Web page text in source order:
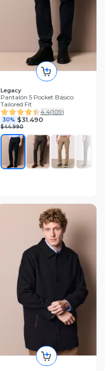
Legacy
Pantalón 5 Pocket Básico
Tailored Fit
4.4(109)
30% $31.490
$44.990